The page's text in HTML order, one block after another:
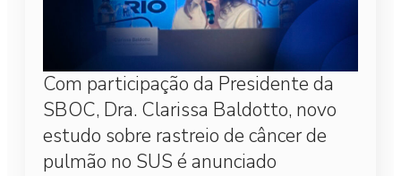
Com participação da Presidente da
SBOC, Dra. Clarissa Baldotto, novo
estudo sobre rastreio de câncer de
pulmão no SUS é anunciado